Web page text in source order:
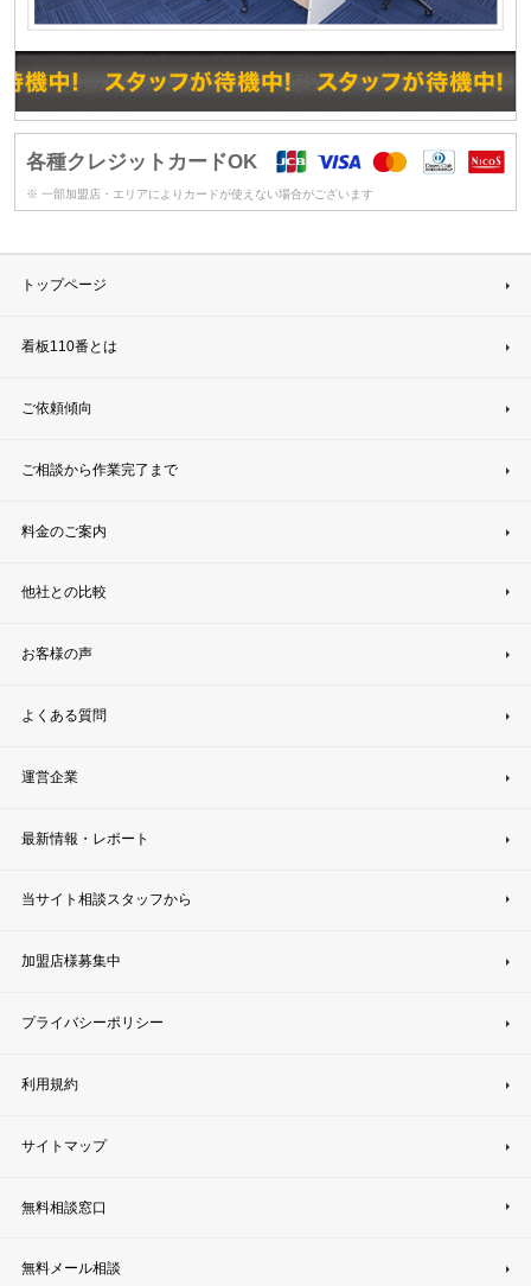
各種クレジットカードOK
※ 一部加盟店・エリアによりカードが使えない場合がございます
トップページ
看板110番とは
ご依頼傾向
ご相談から作業完了まで
料金のご案内
他社との比較
お客様の声
よくある質問
運営企業
最新情報・レポート
当サイト相談スタッフから
加盟店様募集中
プライバシーポリシー
利用規約
サイトマップ
無料相談窓口
無料メール相談